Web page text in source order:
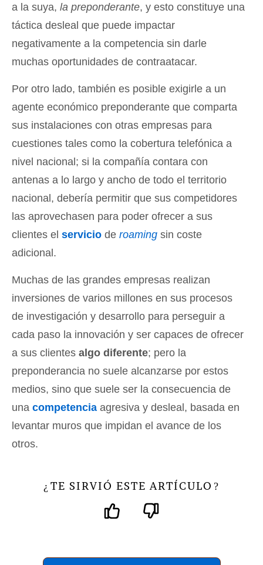
a la suya, la preponderante, y esto constituye una
táctica desleal que puede impactar
negativamente a la competencia sin darle
muchas oportunidades de contraatacar.
Por otro lado, también es posible exigirle a un
agente económico preponderante que comparta
sus instalaciones con otras empresas para
cuestiones tales como la cobertura telefónica a
nivel nacional; si la compañía contara con
antenas a lo largo y ancho de todo el territorio
nacional, debería permitir que sus competidores
las aprovechasen para poder ofrecer a sus
clientes el servicio de roaming sin coste
adicional.
Muchas de las grandes empresas realizan
inversiones de varios millones en sus procesos
de investigación y desarrollo para perseguir a
cada paso la innovación y ser capaces de ofrecer
a sus clientes algo diferente; pero la
preponderancia no suele alcanzarse por estos
medios, sino que suele ser la consecuencia de
una competencia agresiva y desleal, basada en
levantar muros que impidan el avance de los
otros.
¿ TE SIRVIÓ ESTE ARTÍCULO ?